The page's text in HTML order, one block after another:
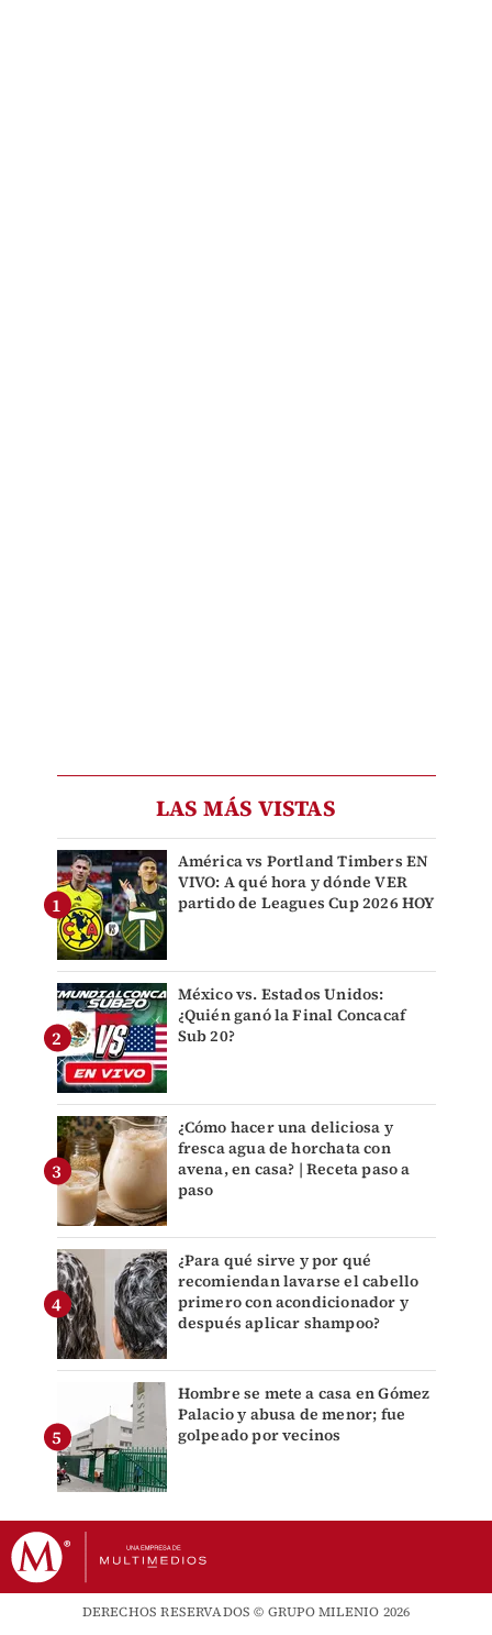
LAS MÁS VISTAS
América vs Portland Timbers EN
VIVO: A qué hora y dónde VER
partido de Leagues Cup 2026 HOY
México vs. Estados Unidos:
¿Quién ganó la Final Concacaf
Sub 20?
¿Cómo hacer una deliciosa y
fresca agua de horchata con
avena, en casa? | Receta paso a
paso
¿Para qué sirve y por qué
recomiendan lavarse el cabello
primero con acondicionador y
después aplicar shampoo?
Hombre se mete a casa en Gómez
Palacio y abusa de menor; fue
golpeado por vecinos
DERECHOS RESERVADOS © GRUPO MILENIO 2026